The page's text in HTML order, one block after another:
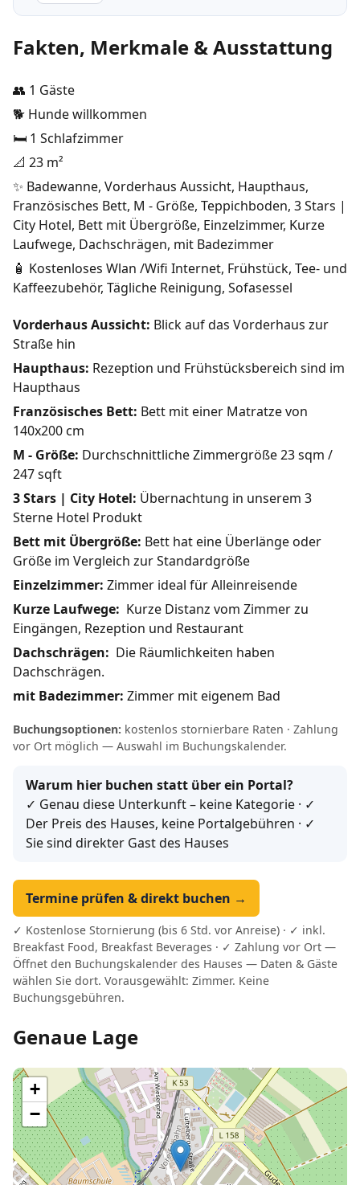
Fakten, Merkmale & Ausstattung
👥 1 Gäste
🐕 Hunde willkommen
🛏️ 1 Schlafzimmer
📐 23 m²
✨ Badewanne, Vorderhaus Aussicht, Haupthaus,
Französisches Bett, M - Größe, Teppichboden, 3 Stars |
City Hotel, Bett mit Übergröße, Einzelzimmer, Kurze
Laufwege, Dachschrägen, mit Badezimmer
🧴 Kostenloses Wlan /Wifi Internet, Frühstück, Tee- und
Kaffeezubehör, Tägliche Reinigung, Sofasessel
Vorderhaus Aussicht: Blick auf das Vorderhaus zur
Straße hin
Haupthaus: Rezeption und Frühstücksbereich sind im
Haupthaus
Französisches Bett: Bett mit einer Matratze von
140x200 cm
M - Größe: Durchschnittliche Zimmergröße 23 sqm /
247 sqft
3 Stars | City Hotel: Übernachtung in unserem 3
Sterne Hotel Produkt
Bett mit Übergröße: Bett hat eine Überlänge oder
Größe im Vergleich zur Standardgröße
Einzelzimmer: Zimmer ideal für Alleinreisende
Kurze Laufwege: Kurze Distanz vom Zimmer zu
Eingängen, Rezeption und Restaurant
Dachschrägen: Die Räumlichkeiten haben
Dachschrägen.
mit Badezimmer: Zimmer mit eigenem Bad
Buchungsoptionen: kostenlos stornierbare Raten · Zahlung
vor Ort möglich — Auswahl im Buchungskalender.
Warum hier buchen statt über ein Portal?
✓ Genau diese Unterkunft – keine Kategorie · ✓
Der Preis des Hauses, keine Portalgebühren · ✓
Sie sind direkter Gast des Hauses
Termine prüfen & direkt buchen →
✓ Kostenlose Stornierung (bis 6 Std. vor Anreise) · ✓ inkl.
Breakfast Food, Breakfast Beverages · ✓ Zahlung vor Ort —
Öffnet den Buchungskalender des Hauses — Daten & Gäste
wählen Sie dort. Vorausgewählt: Zimmer. Keine
Buchungsgebühren.
Genaue Lage
+
−